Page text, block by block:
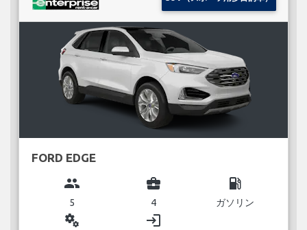
FORD EDGE
group
5
business_center
4
local_gas_station
ガソリン
miscellaneous_services login